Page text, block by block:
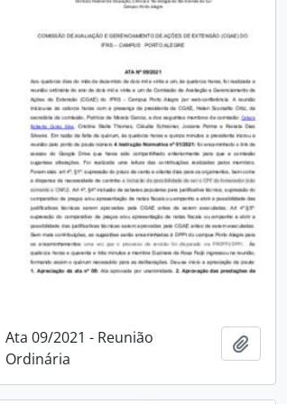
à área de transferência
Ata 09/2021 - Reunião
Ordinária